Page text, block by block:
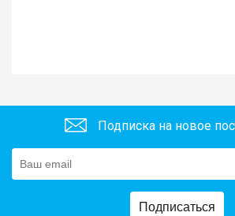
Подписка на новое
Подписаться